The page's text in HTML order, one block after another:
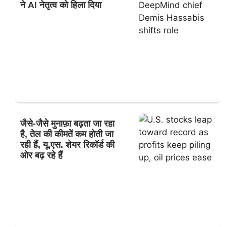
ने AI नेतृत्व को हिला दिया
जैसे-जैसे मुनाफ़ा बढ़ता जा रहा
है, तेल की कीमतें कम होती जा
रही हैं, यू.एस. शेयर रिकॉर्ड की
ओर बढ़ रहे हैं